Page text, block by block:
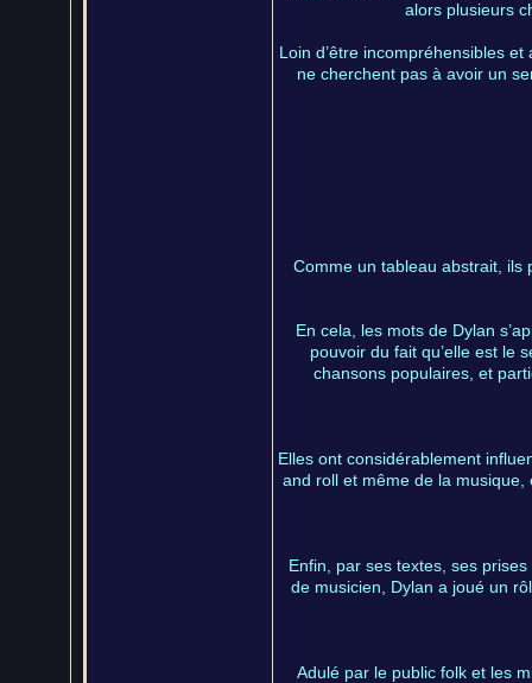
alors plusieurs
Loin d’être incompréhensibles
ne cherchent pas à avoir un
Comme un tableau abstrait, ils
En cela, les mots de Dylan
pouvoir du fait qu’elle est le
chansons populaires, et
Elles ont considérablement
and roll et même de la musique,
Enfin, par ses textes, ses
de musicien, Dylan a joué un
Adulé par le public folk et les